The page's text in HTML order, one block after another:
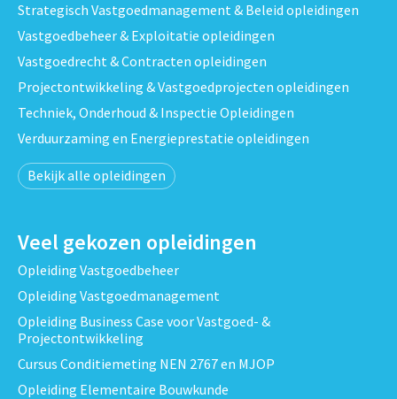
Strategisch Vastgoedmanagement & Beleid opleidingen
Vastgoedbeheer & Exploitatie opleidingen
Vastgoedrecht & Contracten opleidingen
Projectontwikkeling & Vastgoedprojecten opleidingen
Techniek, Onderhoud & Inspectie Opleidingen
Verduurzaming en Energieprestatie opleidingen
Bekijk alle opleidingen
Veel gekozen opleidingen
Opleiding Vastgoedbeheer
Opleiding Vastgoedmanagement
Opleiding Business Case voor Vastgoed- &
Projectontwikkeling
Cursus Conditiemeting NEN 2767 en MJOP
Opleiding Elementaire Bouwkunde